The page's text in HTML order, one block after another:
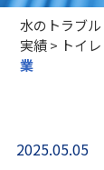
水のトラブ
実績> トイレ
業
2025.05.05